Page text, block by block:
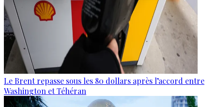
Le Brent repasse sous les 80 dollars après l’accord entre
Washington et Téhéran